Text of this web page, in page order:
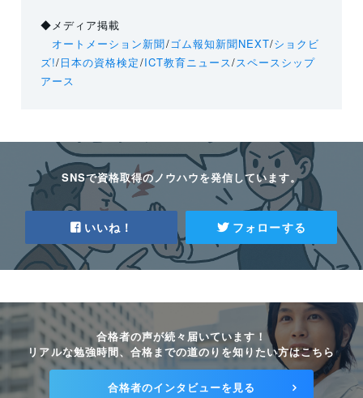
◆メディア掲載
オートメーション新聞/ゴム報知新聞NEXT/ショクビ
ズ!/日本の資格検定/ICT教育ニュース/スペースシップ
アース
SNSで資格取得のノウハウを発信しています。
いいね！ フォローする
合格者の声が続々届いています！
リアルな勉強時間、合格までの道のりを知りたい方はこちら
合格者のインタビューを見る